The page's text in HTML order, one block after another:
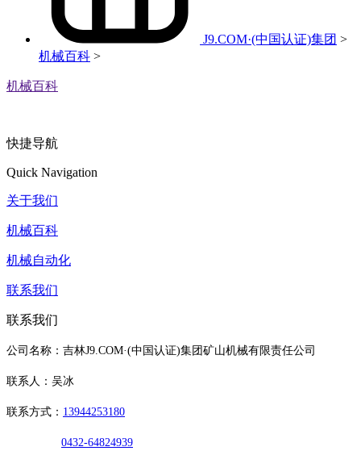
J9.COM·(中国认证)集团 >
机械百科 >
机械百科
快捷导航
Quick Navigation
关于我们
机械百科
机械自动化
联系我们
联系我们
公司名称：吉林J9.COM·(中国认证)集团矿山机械有限责任公司
联系人：吴冰
联系方式： 13944253180
0432-64824939